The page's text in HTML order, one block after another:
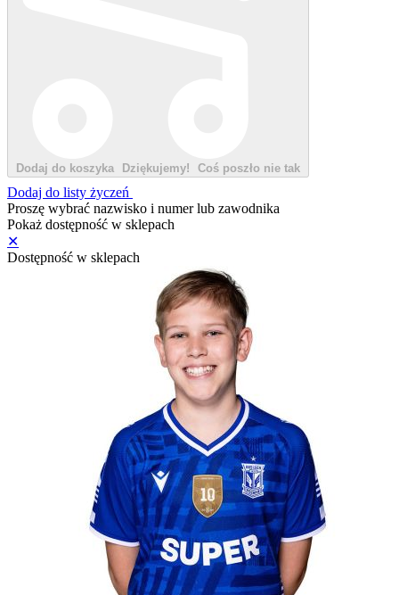
Dodaj do koszyka Dziękujemy! Coś poszło nie tak
Dodaj do listy życzeń
Proszę wybrać nazwisko i numer lub zawodnika
Pokaż dostępność w sklepach
✕
Dostępność w sklepach